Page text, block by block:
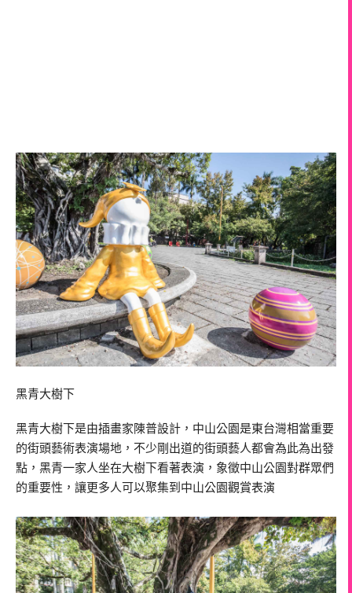
黑青大樹下
黑青大樹下是由插畫家陳普設計，中山公園是東台灣相當重要
的街頭藝術表演場地，不少剛出道的街頭藝人都會為此為出發
點，黑青一家人坐在大樹下看著表演，象徵中山公園對群眾們
的重要性，讓更多人可以聚集到中山公園觀賞表演